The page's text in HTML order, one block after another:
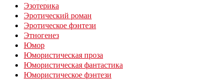
Эзотерика
Эротический роман
Эротическое фэнтези
Этногенез
Юмор
Юмористическая проза
Юмористическая фантастика
Юмористическое фэнтези